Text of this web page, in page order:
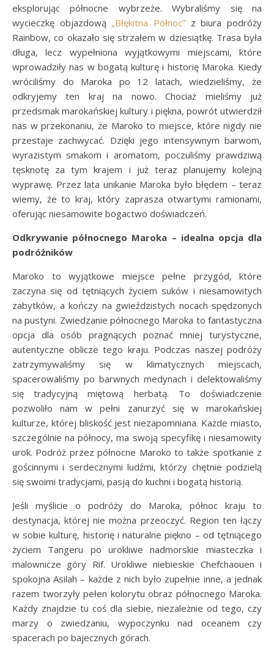
eksplorując północne wybrzeże. Wybraliśmy się na
wycieczkę objazdową „Błękitna Północ” z biura podróży
Rainbow, co okazało się strzałem w dziesiątkę. Trasa była
długa, lecz wypełniona wyjątkowymi miejscami, które
wprowadziły nas w bogatą kulturę i historię Maroka. Kiedy
wróciliśmy do Maroka po 12 latach, wiedzieliśmy, że
odkryjemy ten kraj na nowo. Chociaż mieliśmy już
przedsmak marokańskiej kultury i piękna, powrót utwierdził
nas w przekonaniu, że Maroko to miejsce, które nigdy nie
przestaje zachwycać. Dzięki jego intensywnym barwom,
wyrazistym smakom i aromatom, poczuliśmy prawdziwą
tęsknotę za tym krajem i już teraz planujemy kolejną
wyprawę. Przez lata unikanie Maroka było błędem – teraz
wiemy, że to kraj, który zaprasza otwartymi ramionami,
oferując niesamowite bogactwo doświadczeń.
Odkrywanie północnego Maroka – idealna opcja dla
podróżników
Maroko to wyjątkowe miejsce pełne przygód, które
zaczyna się od tętniących życiem suków i niesamowitych
zabytków, a kończy na gwieździstych nocach spędzonych
na pustyni. Zwiedzanie północnego Maroka to fantastyczna
opcja dla osób pragnących poznać mniej turystyczne,
autentyczne oblicze tego kraju. Podczas naszej podróży
zatrzymywaliśmy się w klimatycznych miejscach,
spacerowaliśmy po barwnych medynach i delektowaliśmy
się tradycyjną miętową herbatą. To doświadczenie
pozwoliło nam w pełni zanurzyć się w marokańskiej
kulturze, której bliskość jest niezapomniana. Każde miasto,
szczególnie na północy, ma swoją specyfikę i niesamowity
urok. Podróż przez północne Maroko to także spotkanie z
gościnnymi i serdecznymi ludźmi, którzy chętnie podzielą
się swoimi tradycjami, pasją do kuchni i bogatą historią.
Jeśli myślicie o podróży do Maroka, północ kraju to
destynacja, której nie można przeoczyć. Region ten łączy
w sobie kulturę, historię i naturalne piękno – od tętniącego
życiem Tangeru po urokliwe nadmorskie miasteczka i
malownicze góry Rif. Urokliwe niebieskie Chefchaouen i
spokojna Asilah – każde z nich było zupełnie inne, a jednak
razem tworzyły pełen kolorytu obraz północnego Maroka.
Każdy znajdzie tu coś dla siebie, niezależnie od tego, czy
marzy o zwiedzaniu, wypoczynku nad oceanem czy
spacerach po bajecznych górach.